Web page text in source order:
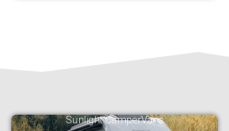
Sunlight CamperVans